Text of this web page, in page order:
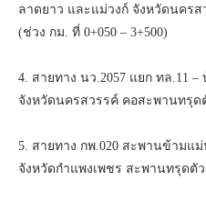
ลาดยาว และแม่วงก์ จังหวัดนครส
(ช่วง กม. ที่ 0+050 – 3+500)
4. สายทาง นว.2057 แยก ทล.11 –
จังหวัดนครสวรรค์ คอสะพานทรุด
5. สายทาง กพ.020 สะพานข้ามแ
จังหวัดกำแพงเพชร สะพานทรุดตัว